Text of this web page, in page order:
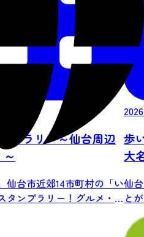
プラリー～仙台周辺
仙台市近郊14市町村の「い
ンプラリー！グルメ・
歩
大
仙
と
ン